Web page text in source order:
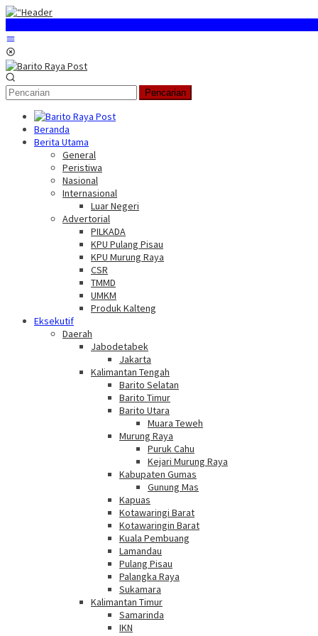
Loncat
konten
Pencarian
Beranda
Berita Utama
General
Peristiwa
Nasional
Internasional
Luar Negeri
Advertorial
PILKADA
KPU Pulang Pisau
KPU Murung Raya
CSR
TMMD
UMKM
Produk Kalteng
Eksekutif
Daerah
Jabodetabek
Jakarta
Kalimantan Tengah
Barito Selatan
Barito Timur
Barito Utara
Muara Teweh
Murung Raya
Puruk Cahu
Kejari Murung Raya
Kabupaten Gumas
Gunung Mas
Kapuas
Kotawaringi Barat
Kotawaringin Barat
Kuala Pembuang
Lamandau
Pulang Pisau
Palangka Raya
Sukamara
Kalimantan Timur
Samarinda
IKN